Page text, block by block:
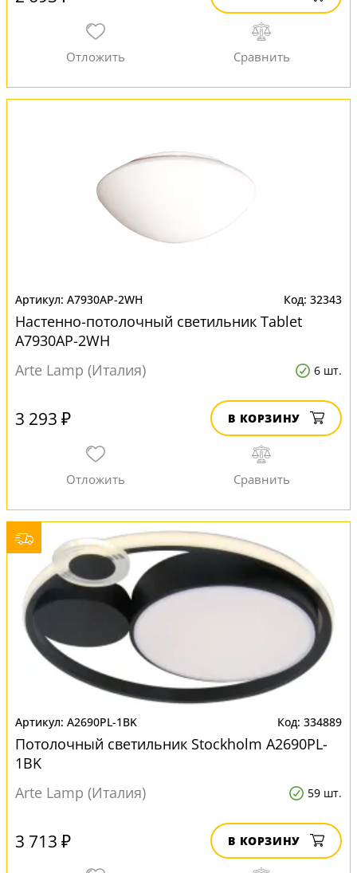
A7930AP-2WH 32343
Настенно-потолочный светильник Tablet
A7930AP-2WH
Arte Lamp (Италия)
6 шт.
3 293 ₽ В КОРЗИНУ
A2690PL-1BK 334889
Потолочный светильник Stockholm A2690PL-
1BK
Arte Lamp (Италия)
59 шт.
3 713 ₽ В КОРЗИНУ